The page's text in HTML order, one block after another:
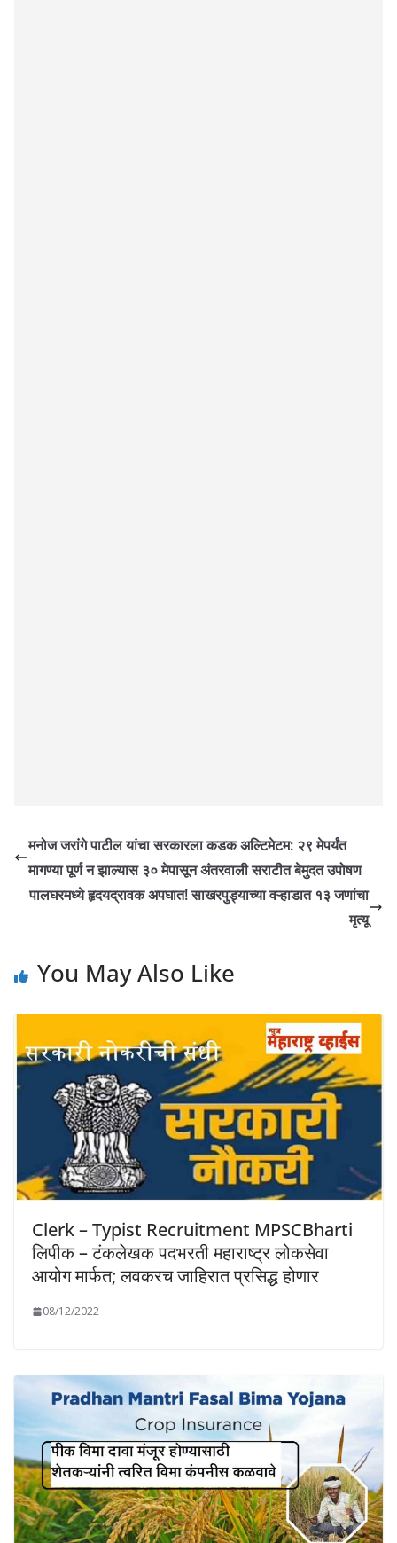
मनोज जरांगे पाटील यांचा सरकारला कडक अल्टिमेटम: २९ मेपर्यंत
मागण्या पूर्ण न झाल्यास ३० मेपासून अंतरवाली सराटीत बेमुदत उपोषण
पालघरमध्ये हृदयद्रावक अपघात! साखरपुड्याच्या वऱ्हाडात १३ जणांचा
मृत्यू
You May Also Like
Clerk – Typist Recruitment MPSCBharti
लिपीक – टंकलेखक पदभरती महाराष्ट्र लोकसेवा
आयोग मार्फत; लवकरच जाहिरात प्रसिद्ध होणार
08/12/2022